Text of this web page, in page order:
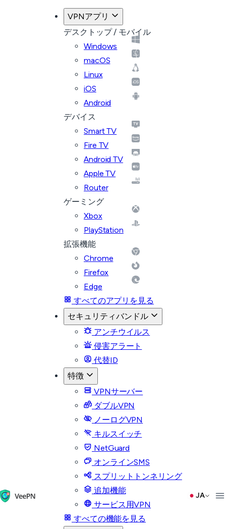
VPNアプリ
デスクトップ / モバイル
Windows
macOS
Linux
iOS
Android
デバイス
Smart TV
Fire TV
Android TV
Apple TV
Router
ゲーミング
Xbox
PlayStation
拡張機能
Chrome
Firefox
Edge
すべてのアプリを見る
セキュリティバンドル
アンチウイルス
侵害アラート
代替ID
特徴
VPNサーバー
ダブルVPN
ノーログVPN
キルスイッチ
NetGuard
オンラインSMS
スプリットトンネリング
追加機能
サービス用VPN
すべての機能を見る
JA